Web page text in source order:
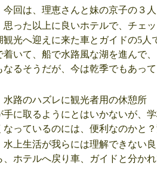
回は、理恵さんと妹の京子の３
った以上に良いホテルで、チェ
観光へ迎えに来た車とガイドの5
着いて、船で水路風な湖を進んで
なるそうだが、今は乾季でもあっ
路のハズレに観光者用の休憩所
手に取るようにとはいかないが、
なっているのには、便利なのかと
上生活が我らには理解できない
、ホテルへ戻り車、ガイドと分か